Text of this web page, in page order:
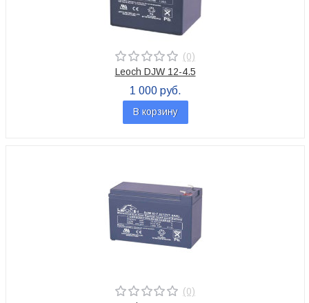
(0)
Leoch DJW 12-4.5
1 000 руб.
В корзину
(0)